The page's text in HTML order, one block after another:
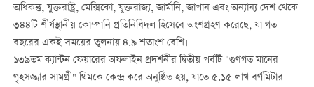
অধিকন্তু, যুক্তরাষ্ট্র, মেক্সিকো, যুক্তরাজ্য, জার্মানি, জাপান এবং অন্যান্য দেশ থেকে
৩৪৪টি শীর্ষস্থানীয় কোম্পানি প্রতিনিধিদল হিসেবে অংশগ্রহণ করেছে, যা গত
বছরের একই সময়ের তুলনায় ৪.৯ শতাংশ বেশি।
১৩৯তম ক্যান্টন ফেয়ারের অফলাইন প্রদর্শনীর দ্বিতীয় পর্বটি "গুণগত মানের
গৃহসজ্জার সামগ্রী" থিমকে কেন্দ্র করে অনুষ্ঠিত হয়, যাতে ৫.১৫ লাখ বর্গমিটার